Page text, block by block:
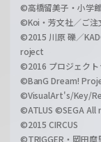
©高橋留美子・小学
©Koi・芳文社／ご注
©2015 川原 礫／
roject
©2016 プロジェクト
©BanG Dream!
©VisualArt's/Key/
©ATLUS ©SEGA
©2015 CIRCUS
©TRIGGER・岡田麿